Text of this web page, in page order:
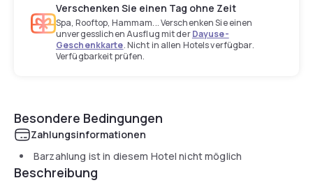
Verschenken Sie einen Tag ohne Zeit
Spa, Rooftop, Hammam... Verschenken Sie einen
unvergesslichen Ausflug mit derDayuse-
Geschenkkarte. Nicht in allen Hotels verfügbar.
Verfügbarkeit prüfen.
Besondere Bedingungen
Zahlungsinformationen
Barzahlung ist in diesem Hotel nicht möglich
Beschreibung